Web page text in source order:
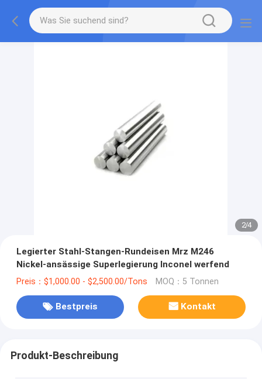
2/4
Legierter Stahl-Stangen-Rundeisen Mrz M246
Nickel-ansässige Superlegierung Inconel werfend
Preis：$1,000.00 - $2,500.00/Tons MOQ：5 Tonnen
Bestpreis Kontakt
Produkt-Beschreibung